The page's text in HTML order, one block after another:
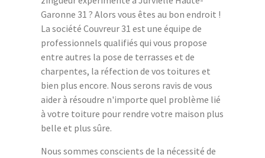
Garonne 31 ? Alors vous êtes au bon endroit !
La société Couvreur 31 est une équipe de
professionnels qualifiés qui vous propose
entre autres la pose de terrasses et de
charpentes, la réfection de vos toitures et
bien plus encore. Nous serons ravis de vous
aider à résoudre n'importe quel problème lié
à votre toiture pour rendre votre maison plus
belle et plus sûre.
Nous sommes conscients de la nécessité de